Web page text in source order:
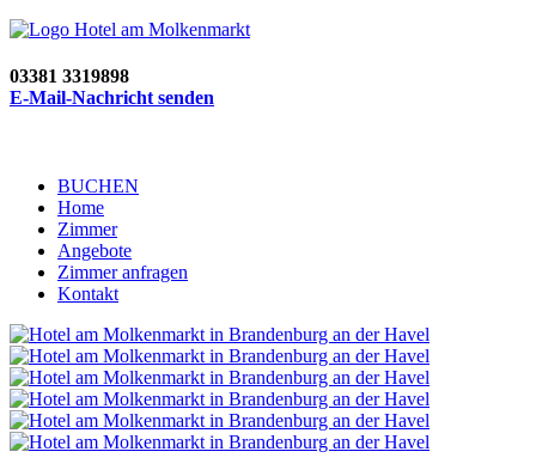
03381 3319898
E-Mail-Nachricht senden
BUCHEN
Home
Zimmer
Angebote
Zimmer anfragen
Kontakt